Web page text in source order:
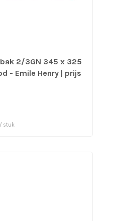
2/3GN 345 x 325
- Emile Henry | prijs
stuk